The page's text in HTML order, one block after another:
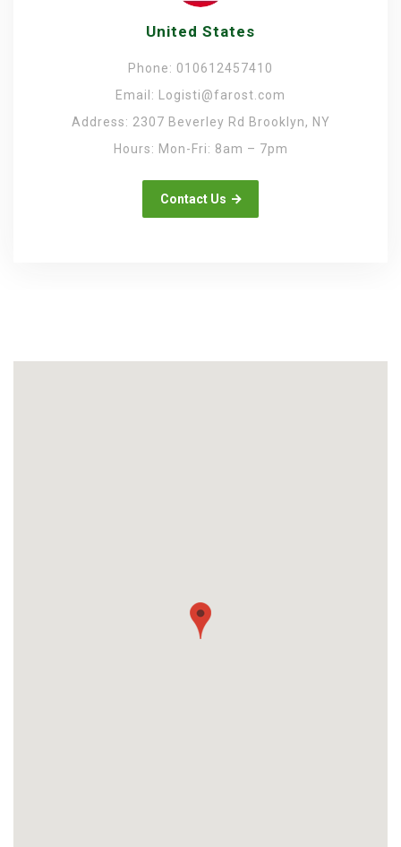
United States
Phone: 010612457410
Email: Logisti@farost.com
Address: 2307 Beverley Rd Brooklyn, NY
Hours: Mon-Fri: 8am – 7pm
Contact Us